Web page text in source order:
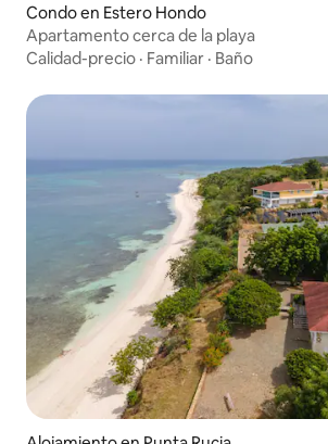
Condo en Estero Hondo
Apartamento cerca de la playa
Calidad-precio · Familiar · Baño